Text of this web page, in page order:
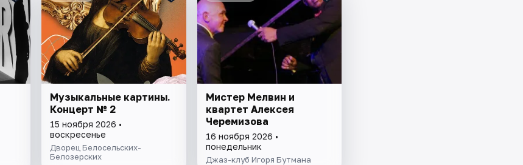
Музыкальные картины.
Концерт № 2
15 ноября 2026 •
воскресенье
Дворец Белосельских-
Белозерских
Мистер Мелвин и
квартет Алексея
Черемизова
16 ноября 2026 •
понедельник
Джаз-клуб Игоря Бутмана